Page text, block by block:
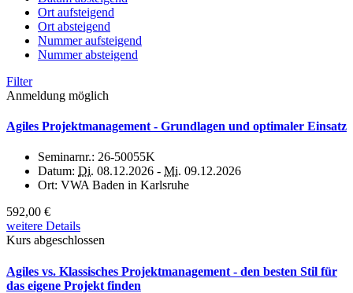
Ort aufsteigend
Ort absteigend
Nummer aufsteigend
Nummer absteigend
Filter
Anmeldung möglich
Agiles Projektmanagement - Grundlagen und optimaler Einsatz
Seminarnr.: 26-50055K
Datum: Di. 08.12.2026 - Mi. 09.12.2026
Ort: VWA Baden in Karlsruhe
592,00 €
weitere Details
Kurs abgeschlossen
Agiles vs. Klassisches Projektmanagement - den besten Stil für
das eigene Projekt finden